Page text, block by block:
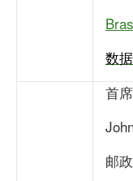
数
首
邮